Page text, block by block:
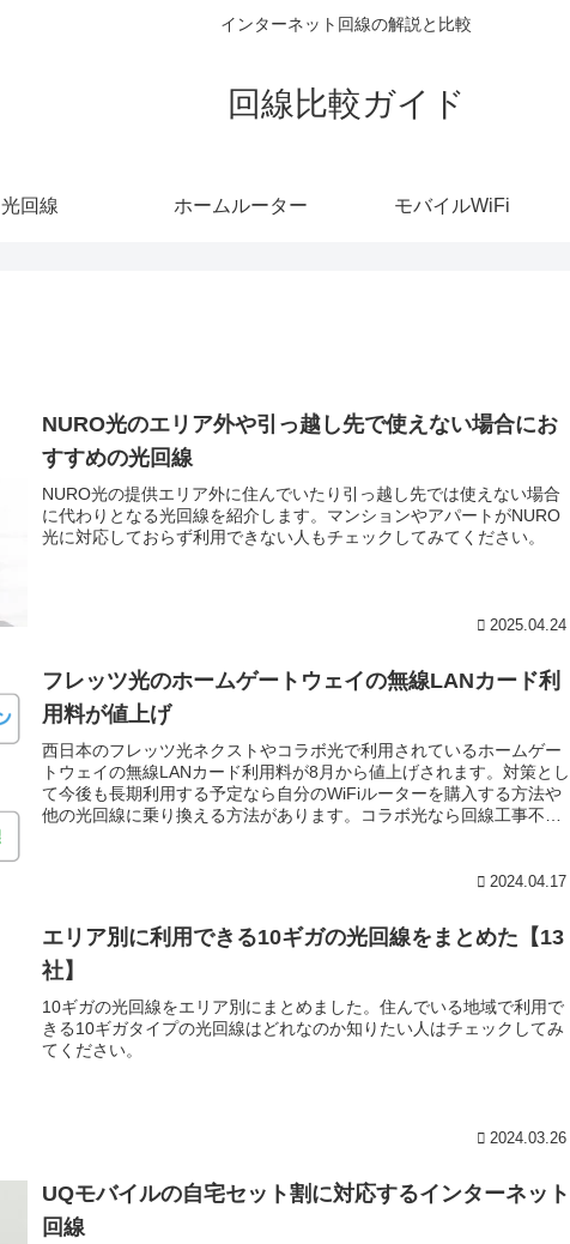
インターネット回線の解説と比較
回線比較ガイド
光回線 ホームルーター モバイルWiFi
NURO光のエリア外や引っ越し先で使えない場合にお
すすめの光回線
NURO光の提供エリア外に住んでいたり引っ越し先では使えない場合
に代わりとなる光回線を紹介します。マンションやアパートがNURO
光に対応しておらず利用できない人もチェックしてみてください。
2025.04.24
フレッツ光のホームゲートウェイの無線LANカード利
用料が値上げ
西日本のフレッツ光ネクストやコラボ光で利用されているホームゲー
トウェイの無線LANカード利用料が8月から値上げされます。対策とし
て今後も長期利用する予定なら自分のWiFiルーターを購入する方法や
他の光回線に乗り換える方法があります。コラボ光なら回線工事不要
2024.04.17
エリア別に利用できる10ギガの光回線をまとめた【13
社】
10ギガの光回線をエリア別にまとめました。住んでいる地域で利用で
きる10ギガタイプの光回線はどれなのか知りたい人はチェックしてみ
てください。
2024.03.26
UQモバイルの自宅セット割に対応するインターネット
回線